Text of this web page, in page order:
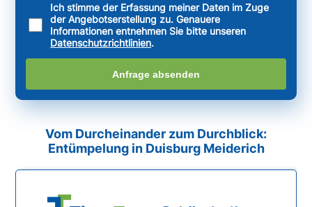
Ich stimme der Erfassung meiner Daten im Zuge
der Angebotserstellung zu. Genauere
Informationen entnehmen Sie bitte unseren
Datenschutzrichtlinien.
Anfrage absenden
Vom Durcheinander zum Durchblick:
Entümpelung in Duisburg Meiderich